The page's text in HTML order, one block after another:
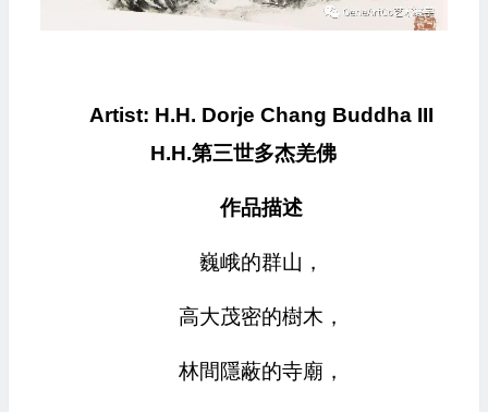
Artist: H.H. Dorje Chang Buddha III
H.H.第三世多杰羌佛
作品描述
巍峨的群山，
高大茂密的樹木，
林間隱蔽的寺廟，